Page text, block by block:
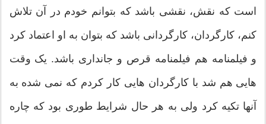
است که نقش، نقشی باشد که بتوانم خودم در آن تلاش
کنم، کارگردان، کارگردانی باشد که بتوان به او اعتماد کرد
و فیلمنامه هم فیلمنامه قرص و جانداری باشد. یک وقت
هایی هم شد با کارگردان هایی کار کردم که نمی شده به
آنها تکیه کرد ولی به هر حال شرایط طوری بود که چاره